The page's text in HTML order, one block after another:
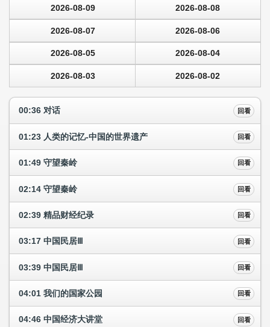
2026-08-09 2026-08-08
2026-08-07 2026-08-06
2026-08-05 2026-08-04
2026-08-03 2026-08-02
00:36 对话 回看
01:23 人类的记忆-中国的世界遗产 回看
01:49 守望秦岭 回看
02:14 守望秦岭 回看
02:39 精品财经纪录 回看
03:17 中国民居Ⅲ 回看
03:39 中国民居Ⅲ 回看
04:01 我们的国家公园 回看
04:46 中国经济大讲堂 回看